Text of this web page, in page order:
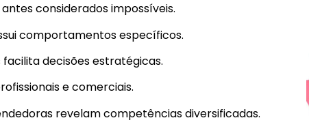
considerados impossíveis.
comportamentos específicos.
decisões estratégicas.
e comerciais.
revelam competências diversificadas.